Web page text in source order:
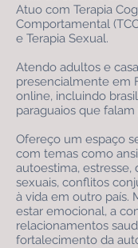
Atuo com Terapia
Comportamental
e Terapia Sexual.
Atendo adultos e
presencialmente em
online, incluindo
paraguaios que
Ofereço um espaço
com temas como
autoestima, estresse,
sexuais, conflitos
à vida em outro país.
estar emocional, a
relacionamentos
fortalecimento da